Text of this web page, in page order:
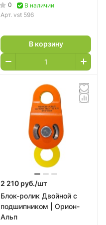
0
В наличии
Арт. vst 596
В корзину
2 210 руб./шт
Блок-ролик Двойной с
подшипником | Орион-
Альп